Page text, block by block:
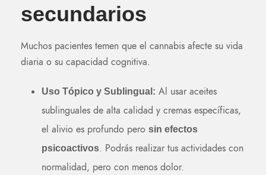
secundarios
Muchos pacientes temen que el cannabis afecte su vida
diaria o su capacidad cognitiva.
Uso Tópico y Sublingual: Al usar aceites
sublinguales de alta calidad y cremas específicas,
el alivio es profundo pero sin efectos
psicoactivos. Podrás realizar tus actividades con
normalidad, pero con menos dolor.